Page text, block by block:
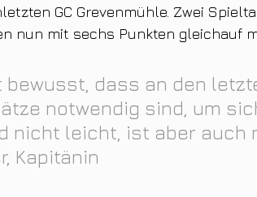
GC Grevenmühle. Zwei
nun mit sechs Punkten gleichauf
bewusst, dass an den
notwendig sind, um
nicht leicht, ist aber auch
Kapitänin